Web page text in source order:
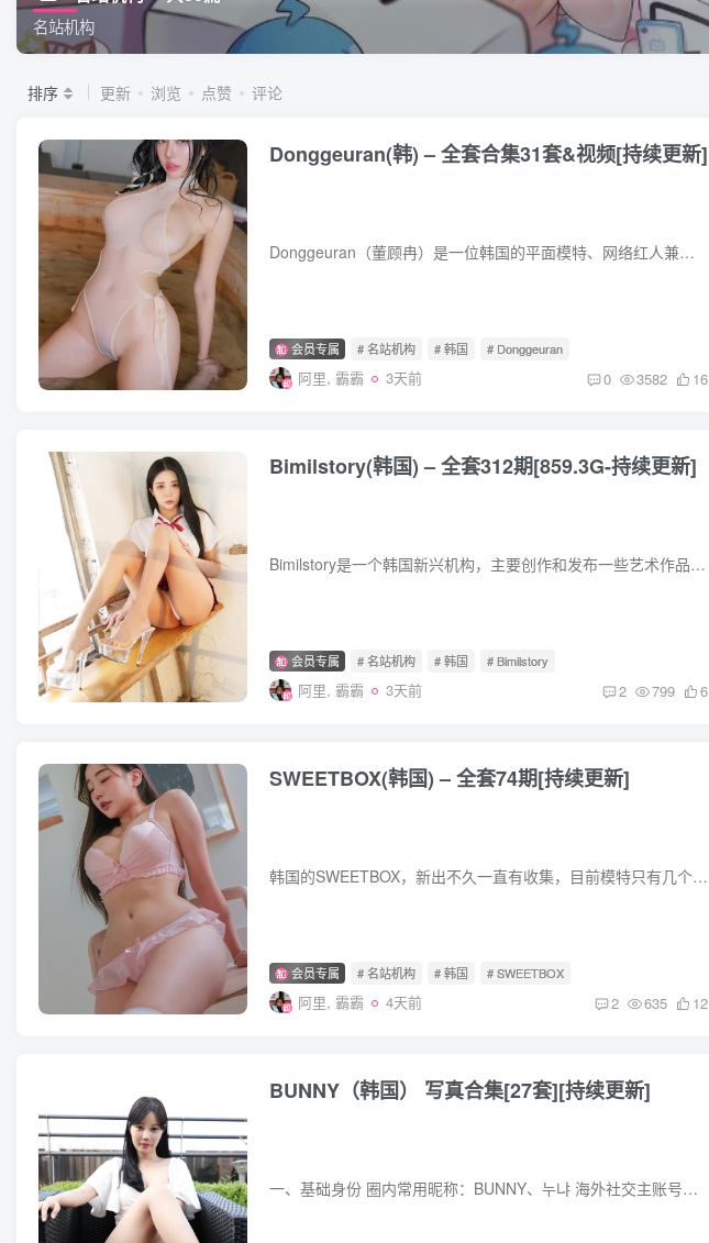
名站机构
排序 更新 浏览 点赞 评论
Donggeuran(韩) – 全套合集31套&视频[持续更新]
Donggeuran（董顾冉）是一位韩国的平面模特、网络红人兼主播。 社交账号：董顾冉活跃于 Instagram 等社交媒体平台，在上面积累了大量粉丝。她会通过这些平台分享日常生活、舞蹈创作灵感以及教学...
会员专属 # 名站机构 # 韩国 # Donggeuran
阿里, 霸霸 3天前 0 3582 16
Bimilstory(韩国) – 全套312期[859.3G-持续更新]
Bimilstory是一个韩国新兴机构，主要创作和发布一些艺术作品。以下是关于Bimilstory的一些详细信息： Bimilstory的作品 Bimilstory有一些知名的作品，例如： Leesul – Vol.01：这是Bimilstory...
会员专属 # 名站机构 # 韩国 # Bimilstory
阿里, 霸霸 3天前 2 799 6
SWEETBOX(韩国) – 全套74期[持续更新]
韩国的SWEETBOX，新出不久一直有收集，目前模特只有几个，但是…质量很高，视频质量也很高，有几个模特还是特别有感觉那种，当然也是典型的韩国风味。 合集目录在预览图下面 合集目录(持续更新...
会员专属 # 名站机构 # 韩国 # SWEETBOX
阿里, 霸霸 4天前 2 635 12
BUNNY（韩国） 写真合集[27套][持续更新]
一、基础身份 圈内常用昵称：BUNNY、누냐 海外社交主账号：X（推特）@kxbatx，是韩国本土人气新生代全职 coser，凭借兔女郎题材出圈，在东亚二次元圈子热度较高，常参与中韩线上作品投稿、线下...